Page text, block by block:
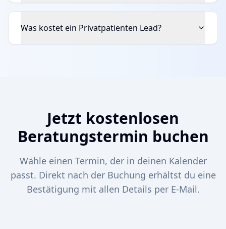
Was kostet ein Privatpatienten Lead?
Jetzt kostenlosen
Beratungstermin buchen
Wähle einen Termin, der in deinen Kalender
passt. Direkt nach der Buchung erhältst du eine
Bestätigung mit allen Details per E-Mail.